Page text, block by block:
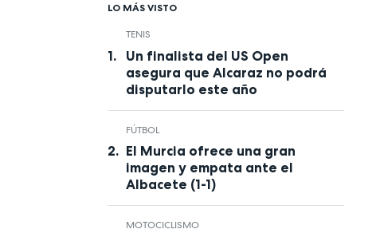
LO MÁS VISTO
TENIS
Un finalista del US Open
asegura que Alcaraz no podrá
disputarlo este año
FÚTBOL
El Murcia ofrece una gran
imagen y empata ante el
Albacete (1-1)
MOTOCICLISMO